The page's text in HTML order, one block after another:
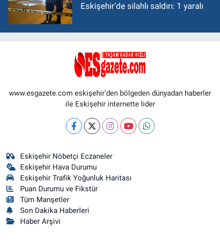
Eskişehir’de silahlı saldırı: 1 yaralı
www.esgazete.com eskişehir'den bölgeden dünyadan haberler
ile Eskişehir internette lider
Eskişehir Nöbetçi Eczaneler
Eskişehir Hava Durumu
Eskişehir Trafik Yoğunluk Haritası
Puan Durumu ve Fikstür
Tüm Manşetler
Son Dakika Haberleri
Haber Arşivi